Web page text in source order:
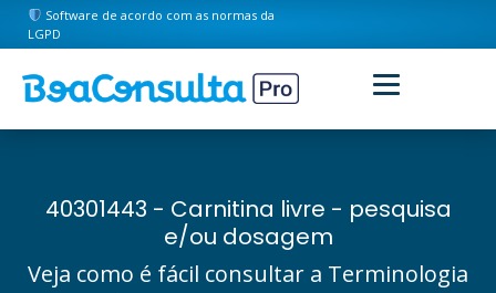
Software de acordo com as normas da
LGPD
40301443 - Carnitina livre - pesquisa
e/ou dosagem
Veja como é fácil consultar a Terminologia